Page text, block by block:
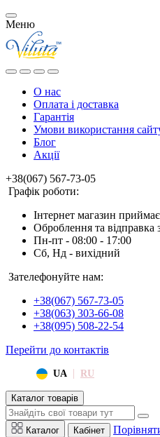
Меню
О нас
Оплата і доставка
Гарантія
Умови використання
Блог
Акції
+38(067) 567-73-05
Графік роботи:
Інтернет магазин
Оброблення та відправка
Пн-пт - 08:00 - 17:00
Сб, Нд - вихідний
Зателефонуйте нам:
+38(067) 567-73-05
+38(063) 303-66-08
+38(095) 508-22-54
Перейти до контактів
UA | RU
Каталог товарів
Каталог Кабінет